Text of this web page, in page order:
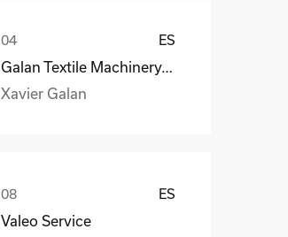
ES
Galan Textile Machinery, S.L.
Xavier Galan
ES
Valeo Service